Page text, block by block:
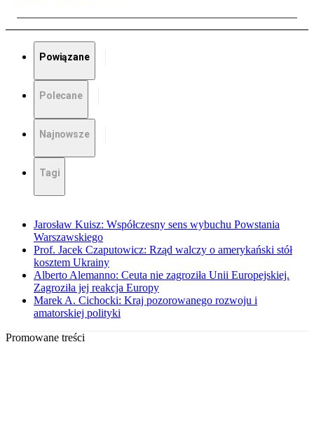
Powiązane
Polecane
Najnowsze
Tagi
Jarosław Kuisz: Współczesny sens wybuchu Powstania
Warszawskiego
Prof. Jacek Czaputowicz: Rząd walczy o amerykański stół
kosztem Ukrainy
Alberto Alemanno: Ceuta nie zagroziła Unii Europejskiej.
Zagroziła jej reakcja Europy
Marek A. Cichocki: Kraj pozorowanego rozwoju i
amatorskiej polityki
Promowane treści